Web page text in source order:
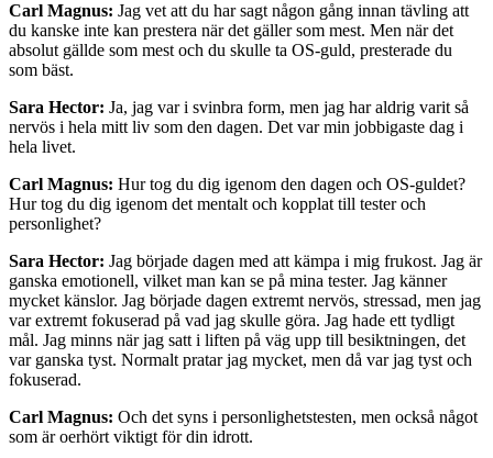
Carl Magnus: Jag vet att du har sagt någon gång innan tävling att
du kanske inte kan prestera när det gäller som mest. Men när det
absolut gällde som mest och du skulle ta OS-guld, presterade du
som bäst.
Sara Hector: Ja, jag var i svinbra form, men jag har aldrig varit så
nervös i hela mitt liv som den dagen. Det var min jobbigaste dag i
hela livet.
Carl Magnus: Hur tog du dig igenom den dagen och OS-guldet?
Hur tog du dig igenom det mentalt och kopplat till tester och
personlighet?
Sara Hector: Jag började dagen med att kämpa i mig frukost. Jag är
ganska emotionell, vilket man kan se på mina tester. Jag känner
mycket känslor. Jag började dagen extremt nervös, stressad, men jag
var extremt fokuserad på vad jag skulle göra. Jag hade ett tydligt
mål. Jag minns när jag satt i liften på väg upp till besiktningen, det
var ganska tyst. Normalt pratar jag mycket, men då var jag tyst och
fokuserad.
Carl Magnus: Och det syns i personlighetstesten, men också något
som är oerhört viktigt för din idrott.